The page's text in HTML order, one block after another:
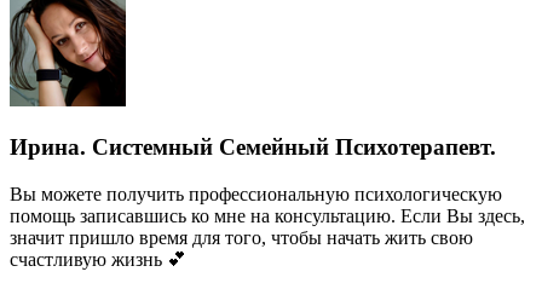
Ирина. Системный Семейный Психотерапевт.
Вы можете получить профессиональную психологическую
помощь записавшись ко мне на консультацию. Если Вы здесь,
значит пришло время для того, чтобы начать жить свою
счастливую жизнь 💕